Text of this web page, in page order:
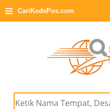
≡ CariKodePos.com